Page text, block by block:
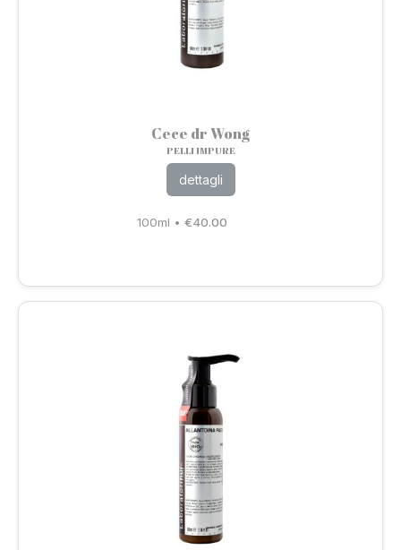
Cece dr Wong
PELLI IMPURE
dettagli
100ml •€40.00